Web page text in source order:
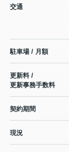
交通
駐車場 / 月額
更新料 /
更新事務手数料
契約期間
現況